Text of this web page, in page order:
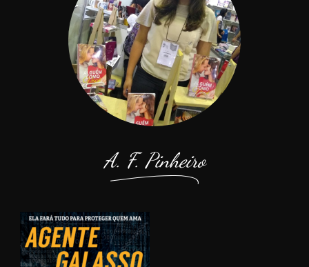
A. F. Pinheiro